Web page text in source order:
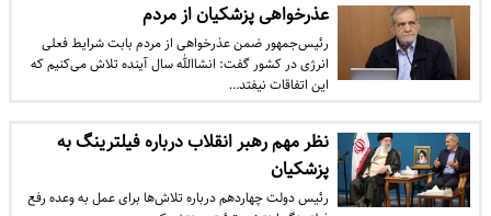
عذرخواهی پزشکیان از مردم
رئیس‌جمهور ضمن عذرخواهی از مردم بابت شرایط فعلی
انرژی در کشور گفت: انشاالله سال آینده تلاش می‌کنیم که
این اتفاقات نیفتد…
نظر مهم رهبر انقلاب درباره فیلترینگ به
پزشکیان
رئیس دولت چهاردهم درباره تلاش‌ها برای عمل به وعده رفع